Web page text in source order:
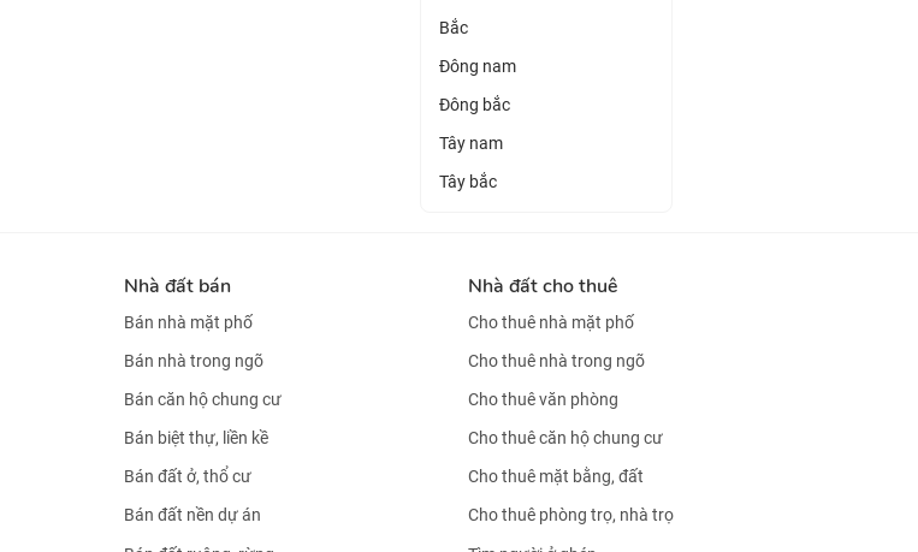
Bắc
Đông nam
Đông bắc
Tây nam
Tây bắc
Nhà đất bán
Bán nhà mặt phố
Bán nhà trong ngõ
Bán căn hộ chung cư
Bán biệt thự, liền kề
Bán đất ở, thổ cư
Bán đất nền dự án
Nhà đất cho thuê
Cho thuê nhà mặt phố
Cho thuê nhà trong ngõ
Cho thuê văn phòng
Cho thuê căn hộ chung cư
Cho thuê mặt bằng, đất
Cho thuê phòng trọ, nhà trọ